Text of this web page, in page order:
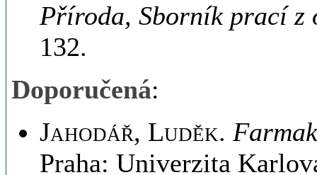
Příroda, Sborník prací z
132.
Doporučená:
Jahodář, Luděk.
Praha: Univerzita